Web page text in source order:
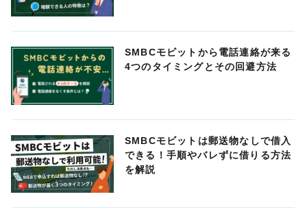
SMBCモビットから電話連絡が来る
4つのタイミングとその回避方法
SMBCモビットは郵送物なしで借入
できる！手順やバレずに借りる方法
を解説